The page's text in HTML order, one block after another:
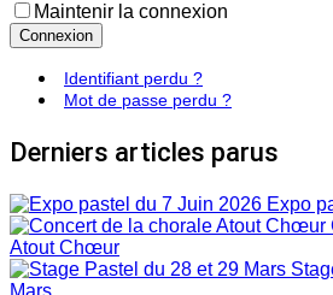
Maintenir la connexion
Connexion
Identifiant perdu ?
Mot de passe perdu ?
Derniers articles parus
Expo
Atout Chœur